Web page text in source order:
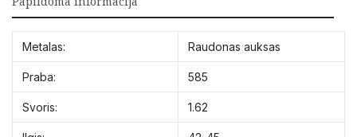
Metalas: Raudonas auksas
Praba: 585
Svoris: 1.62